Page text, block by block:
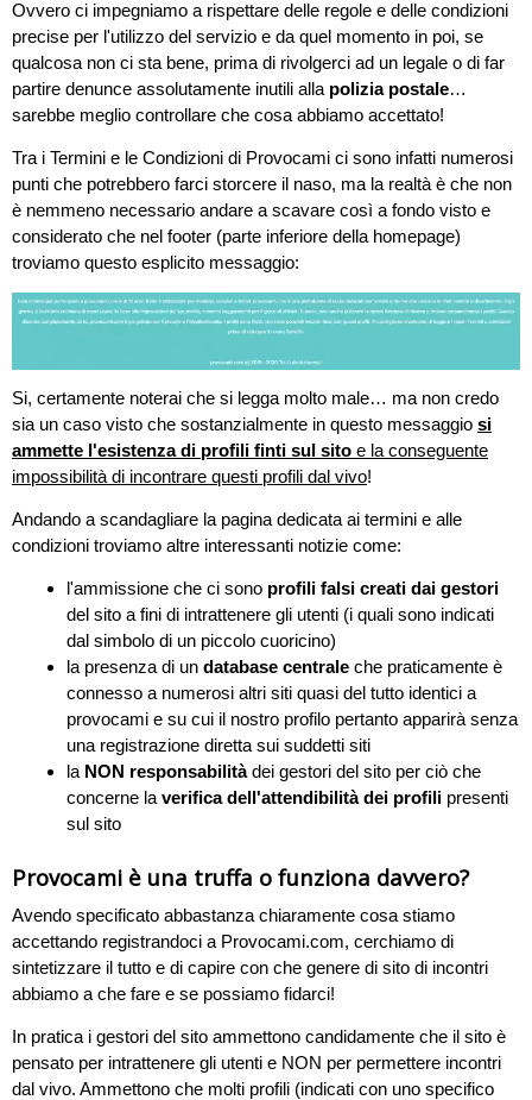
Ovvero ci impegniamo a rispettare delle regole e delle condizioni
precise per l'utilizzo del servizio e da quel momento in poi, se
qualcosa non ci sta bene, prima di rivolgerci ad un legale o di far
partire denunce assolutamente inutili alla polizia postale…
sarebbe meglio controllare che cosa abbiamo accettato!
Tra i Termini e le Condizioni di Provocami ci sono infatti numerosi
punti che potrebbero farci storcere il naso, ma la realtà è che non
è nemmeno necessario andare a scavare così a fondo visto e
considerato che nel footer (parte inferiore della homepage)
troviamo questo esplicito messaggio:
Si, certamente noterai che si legga molto male… ma non credo
sia un caso visto che sostanzialmente in questo messaggio si
ammette l'esistenza di profili finti sul sito e la conseguente
impossibilità di incontrare questi profili dal vivo!
Andando a scandagliare la pagina dedicata ai termini e alle
condizioni troviamo altre interessanti notizie come:
l'ammissione che ci sono profili falsi creati dai gestori
del sito a fini di intrattenere gli utenti (i quali sono indicati
dal simbolo di un piccolo cuoricino)
la presenza di un database centraleche praticamente è
connesso a numerosi altri siti quasi del tutto identici a
provocami e su cui il nostro profilo pertanto apparirà senza
una registrazione diretta sui suddetti siti
la NON responsabilitàdei gestori del sito per ciò che
concerne la verifica dell'attendibilità dei profilipresenti
sul sito
Provocami è una truffa o funziona davvero?
Avendo specificato abbastanza chiaramente cosa stiamo
accettando registrandoci a Provocami.com, cerchiamo di
sintetizzare il tutto e di capire con che genere di sito di incontri
abbiamo a che fare e se possiamo fidarci!
In pratica i gestori del sito ammettono candidamente che il sito è
pensato per intrattenere gli utenti e NON per permettere incontri
dal vivo. Ammettono che molti profili (indicati con uno specifico